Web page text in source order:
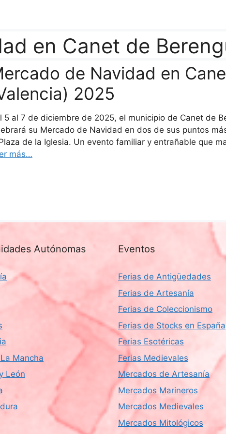
en Canet de
de Navidad en
2025
5 al 7 de diciembre de 2025, el municipio de Canet de
su Mercado de Navidad en dos de sus puntos
de la Iglesia. Un evento familiar y entrañable que
más…
Autónomas
Mancha
León
Eventos
Ferias de Antigüedades
Ferias de Artesanía
Ferias de Coleccionismo
Ferias de Stocks en España
Ferias Esotéricas
Ferias Medievales
Mercados de Artesanía
Mercados Marineros
Mercados Medievales
Mercados Mitológicos